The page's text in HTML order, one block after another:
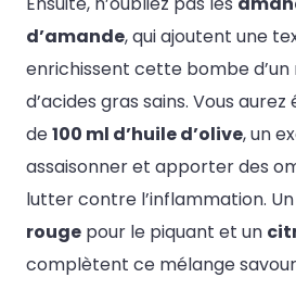
d’amande, qui ajoutent une
enrichissent cette bombe
d’acides gras sains. Vous
de100 ml d’huile d’olive, un
assaisonner et apporter des
lutter contre l’inflammation.
rouge pour le piquant et un
complètent ce mélange